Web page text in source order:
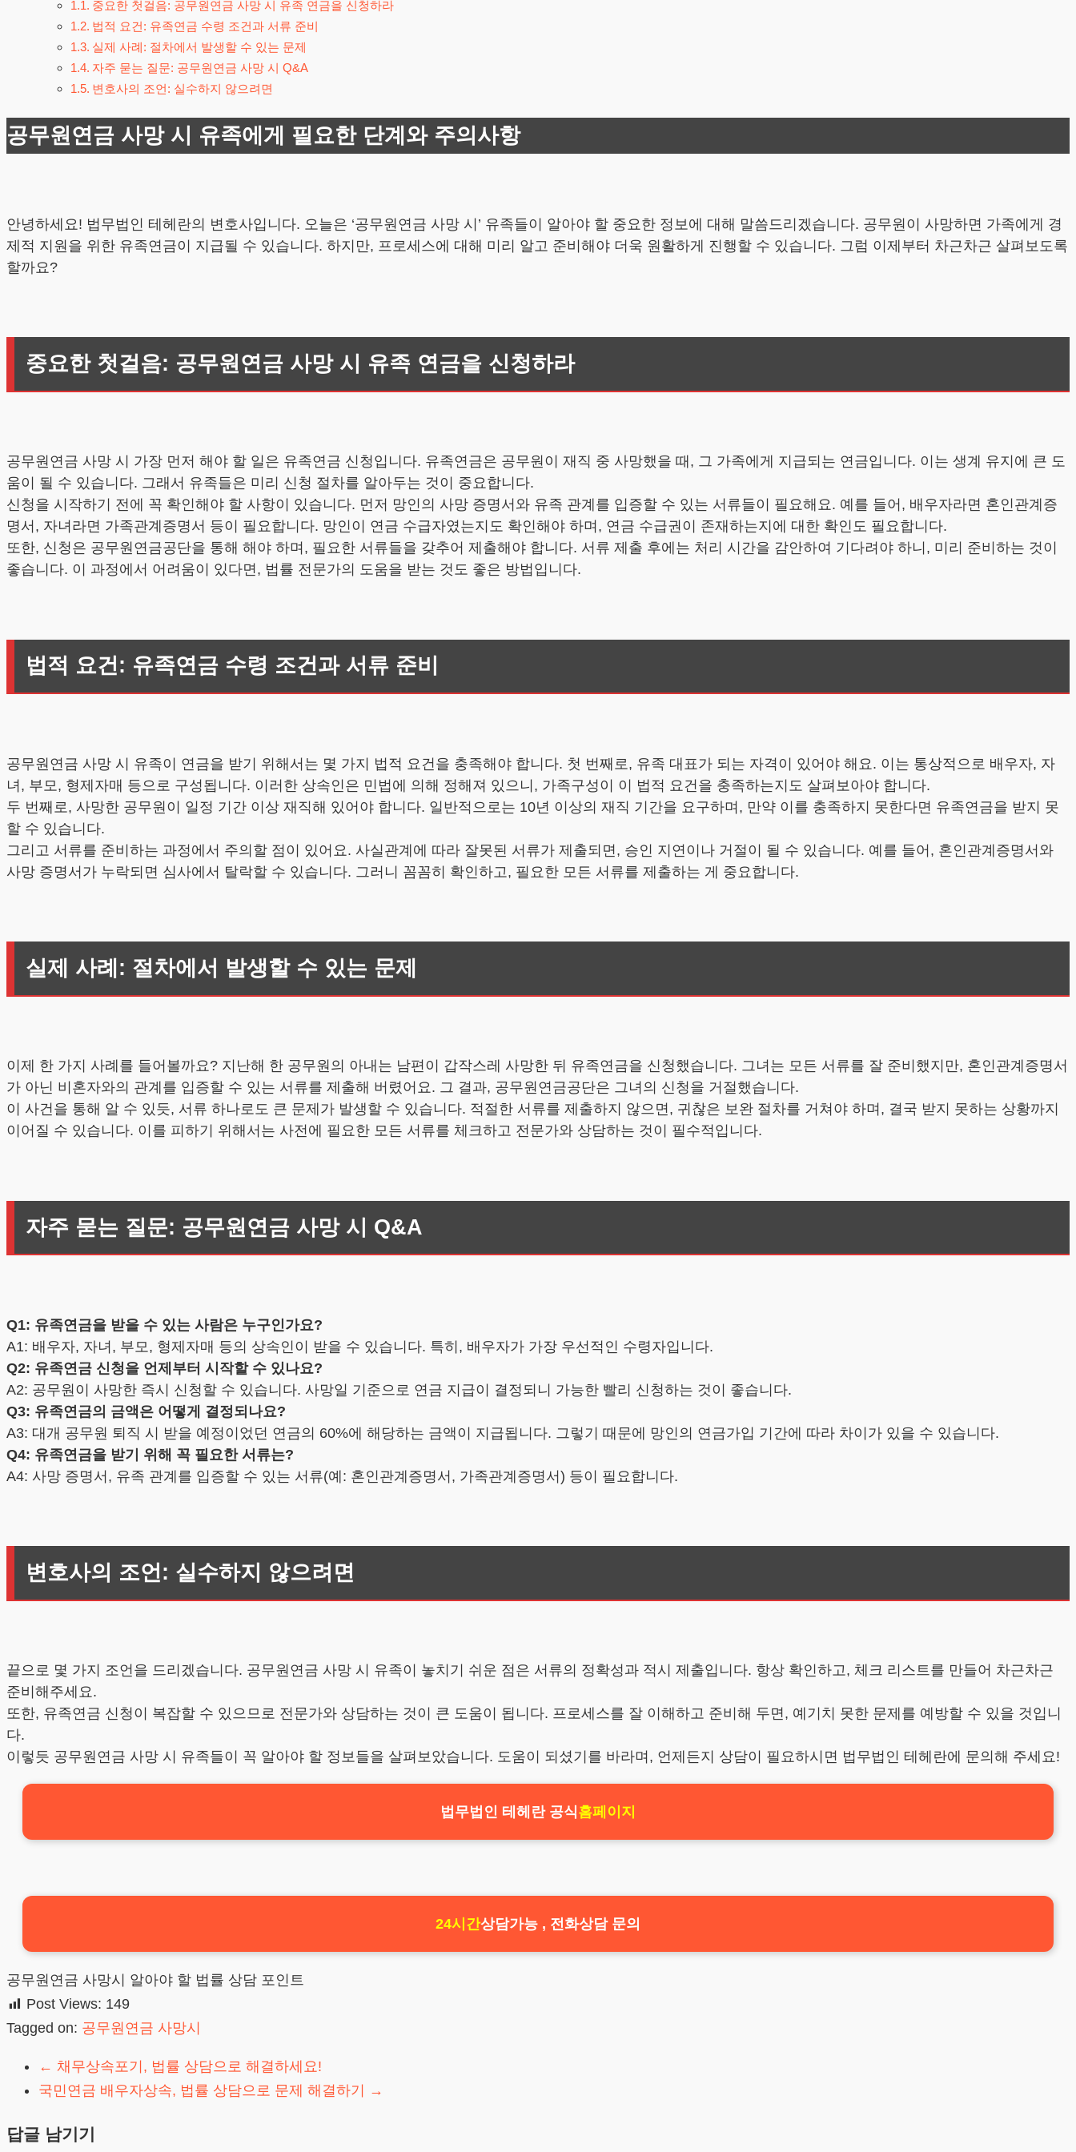
중요한 첫걸음: 공무원연금 사망 시 유족 연금을 신청하라
법적 요건: 유족연금 수령 조건과 서류 준비
실제 사례: 절차에서 발생할 수 있는 문제
자주 묻는 질문: 공무원연금 사망 시 Q&A
변호사의 조언: 실수하지 않으려면
공무원연금 사망 시 유족에게 필요한 단계와 주의사항
안녕하세요! 법무법인 테헤란의 변호사입니다. 오늘은 ‘공무원연금 사망 시’ 유족들이 알아야 할 중요한 정보에 대해 말씀드리겠습니다. 공무원이 사망하면 가족에게 경
제적 지원을 위한 유족연금이 지급될 수 있습니다. 하지만, 프로세스에 대해 미리 알고 준비해야 더욱 원활하게 진행할 수 있습니다. 그럼 이제부터 차근차근 살펴보도록
할까요?
중요한 첫걸음: 공무원연금 사망 시 유족 연금을 신청하라
공무원연금 사망 시 가장 먼저 해야 할 일은 유족연금 신청입니다. 유족연금은 공무원이 재직 중 사망했을 때, 그 가족에게 지급되는 연금입니다. 이는 생계 유지에 큰 도
움이 될 수 있습니다. 그래서 유족들은 미리 신청 절차를 알아두는 것이 중요합니다.
신청을 시작하기 전에 꼭 확인해야 할 사항이 있습니다. 먼저 망인의 사망 증명서와 유족 관계를 입증할 수 있는 서류들이 필요해요. 예를 들어, 배우자라면 혼인관계증
명서, 자녀라면 가족관계증명서 등이 필요합니다. 망인이 연금 수급자였는지도 확인해야 하며, 연금 수급권이 존재하는지에 대한 확인도 필요합니다.
또한, 신청은 공무원연금공단을 통해 해야 하며, 필요한 서류들을 갖추어 제출해야 합니다. 서류 제출 후에는 처리 시간을 감안하여 기다려야 하니, 미리 준비하는 것이
좋습니다. 이 과정에서 어려움이 있다면, 법률 전문가의 도움을 받는 것도 좋은 방법입니다.
법적 요건: 유족연금 수령 조건과 서류 준비
공무원연금 사망 시 유족이 연금을 받기 위해서는 몇 가지 법적 요건을 충족해야 합니다. 첫 번째로, 유족 대표가 되는 자격이 있어야 해요. 이는 통상적으로 배우자, 자
녀, 부모, 형제자매 등으로 구성됩니다. 이러한 상속인은 민법에 의해 정해져 있으니, 가족구성이 이 법적 요건을 충족하는지도 살펴보아야 합니다.
두 번째로, 사망한 공무원이 일정 기간 이상 재직해 있어야 합니다. 일반적으로는 10년 이상의 재직 기간을 요구하며, 만약 이를 충족하지 못한다면 유족연금을 받지 못
할 수 있습니다.
그리고 서류를 준비하는 과정에서 주의할 점이 있어요. 사실관계에 따라 잘못된 서류가 제출되면, 승인 지연이나 거절이 될 수 있습니다. 예를 들어, 혼인관계증명서와
사망 증명서가 누락되면 심사에서 탈락할 수 있습니다. 그러니 꼼꼼히 확인하고, 필요한 모든 서류를 제출하는 게 중요합니다.
실제 사례: 절차에서 발생할 수 있는 문제
이제 한 가지 사례를 들어볼까요? 지난해 한 공무원의 아내는 남편이 갑작스레 사망한 뒤 유족연금을 신청했습니다. 그녀는 모든 서류를 잘 준비했지만, 혼인관계증명서
가 아닌 비혼자와의 관계를 입증할 수 있는 서류를 제출해 버렸어요. 그 결과, 공무원연금공단은 그녀의 신청을 거절했습니다.
이 사건을 통해 알 수 있듯, 서류 하나로도 큰 문제가 발생할 수 있습니다. 적절한 서류를 제출하지 않으면, 귀찮은 보완 절차를 거쳐야 하며, 결국 받지 못하는 상황까지
이어질 수 있습니다. 이를 피하기 위해서는 사전에 필요한 모든 서류를 체크하고 전문가와 상담하는 것이 필수적입니다.
자주 묻는 질문: 공무원연금 사망 시 Q&A
Q1: 유족연금을 받을 수 있는 사람은 누구인가요?
A1: 배우자, 자녀, 부모, 형제자매 등의 상속인이 받을 수 있습니다. 특히, 배우자가 가장 우선적인 수령자입니다.
Q2: 유족연금 신청을 언제부터 시작할 수 있나요?
A2: 공무원이 사망한 즉시 신청할 수 있습니다. 사망일 기준으로 연금 지급이 결정되니 가능한 빨리 신청하는 것이 좋습니다.
Q3: 유족연금의 금액은 어떻게 결정되나요?
A3: 대개 공무원 퇴직 시 받을 예정이었던 연금의 60%에 해당하는 금액이 지급됩니다. 그렇기 때문에 망인의 연금가입 기간에 따라 차이가 있을 수 있습니다.
Q4: 유족연금을 받기 위해 꼭 필요한 서류는?
A4: 사망 증명서, 유족 관계를 입증할 수 있는 서류(예: 혼인관계증명서, 가족관계증명서) 등이 필요합니다.
변호사의 조언: 실수하지 않으려면
끝으로 몇 가지 조언을 드리겠습니다. 공무원연금 사망 시 유족이 놓치기 쉬운 점은 서류의 정확성과 적시 제출입니다. 항상 확인하고, 체크 리스트를 만들어 차근차근
준비해주세요.
또한, 유족연금 신청이 복잡할 수 있으므로 전문가와 상담하는 것이 큰 도움이 됩니다. 프로세스를 잘 이해하고 준비해 두면, 예기치 못한 문제를 예방할 수 있을 것입니
다.
이렇듯 공무원연금 사망 시 유족들이 꼭 알아야 할 정보들을 살펴보았습니다. 도움이 되셨기를 바라며, 언제든지 상담이 필요하시면 법무법인 테헤란에 문의해 주세요!
법무법인 테헤란 공식홈페이지
24시간상담가능 , 전화상담 문의
공무원연금 사망시 알아야 할 법률 상담 포인트
Post Views: 149
Tagged on: 공무원연금 사망시
← 채무상속포기, 법률 상담으로 해결하세요!
국민연금 배우자상속, 법률 상담으로 문제 해결하기
→
답글 남기기